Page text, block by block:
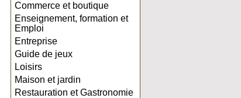
Commerce et boutique
Enseignement, formation et
Emploi
Entreprise
Guide de jeux
Loisirs
Maison et jardin
Restauration et Gastronomie